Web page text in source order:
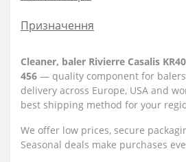
Призначення
Cleaner, baler Rivierre Casalis
456 — quality component for
delivery across Europe, USA and
best shipping method for your
We offer low prices, secure
Seasonal deals make purchases